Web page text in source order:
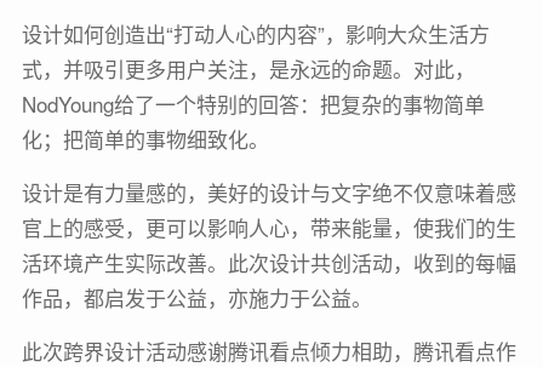
设计如何创造出“打动人心的内容”，影响大众生活方
式，并吸引更多用户关注，是永远的命题。对此，
NodYoung给了一个特别的回答：把复杂的事物简单
化；把简单的事物细致化。
设计是有力量感的，美好的设计与文字绝不仅意味着感
官上的感受，更可以影响人心，带来能量，使我们的生
活环境产生实际改善。此次设计共创活动，收到的每幅
作品，都启发于公益，亦施力于公益。
此次跨界设计活动感谢腾讯看点倾力相助，腾讯看点作